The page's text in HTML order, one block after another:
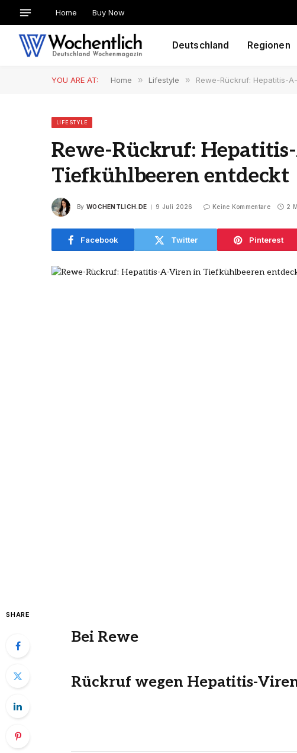
Home Buy Now
Deutschland Regionen
YOU ARE AT: Home » Lifestyle » Rewe-Rückruf: Hepatitis-
LIFESTYLE
Rewe-Rückruf:
Tiefkühlbeeren entdeckt
By WOCHENTLICH.DE 9 Juli 2026 Keine Kommentare 2
Facebook Twitter Pinterest
SHARE
Bei Rewe
Rückruf wegen Hepatitis-